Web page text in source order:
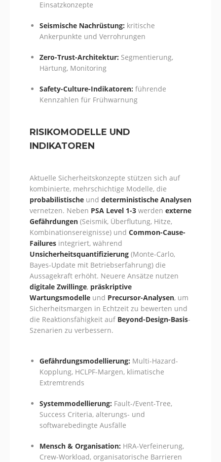
Einsatzkonzepte
Seismische Nachrüstung: kritische
Ankerpunkte und Verrohrungen
Zero-Trust-Architektur: Segmentierung,
Härtung, Monitoring
Safety-Culture-Indikatoren: führende
Kennzahlen für Frühwarnung
RISIKOMODELLE UND
INDIKATOREN
Aktuelle Sicherheitskonzepte stützen sich auf
kombinierte, mehrschichtige Modelle, die
probabilistische und deterministische Analysen
vernetzen. Neben PSA Level 1-3 werden externe
Gefährdungen (Seismik, Überflutung, Hitze,
Kombinationsereignisse) und Common-Cause-
Failures integriert, während
Unsicherheitsquantifizierung (Monte-Carlo,
Bayes-Update mit Betriebserfahrung) die
Aussagekraft erhöht. Neuere Ansätze nutzen
digitale Zwillinge, präskriptive
Wartungsmodelle und Precursor-Analysen, um
Sicherheitsmargen in Echtzeit zu bewerten und
die Reaktionsfähigkeit auf Beyond-Design-Basis-
Szenarien zu verbessern.
Gefährdungsmodellierung: Multi-Hazard-
Kopplung, HCLPF-Margen, klimatische
Extremtrends
Systemmodellierung: Fault-/Event-Tree,
Success Criteria, alterungs- und
softwarebedingte Ausfälle
Mensch & Organisation: HRA-Verfeinerung,
Crew-Workload, organisatorische Barrieren